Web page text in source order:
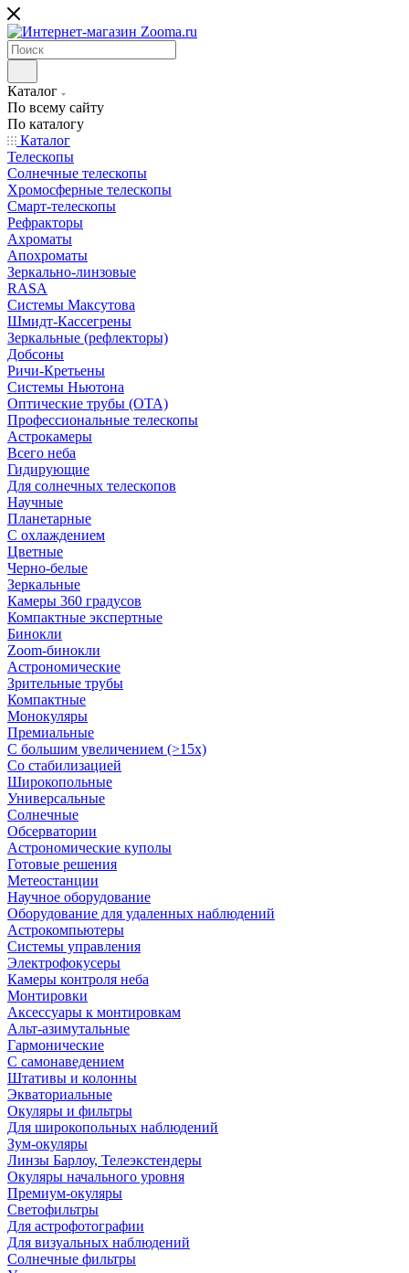
Каталог
По всему сайту
По каталогу
Каталог
Телескопы
Солнечные телескопы
Хромосферные телескопы
Смарт-телескопы
Рефракторы
Ахроматы
Апохроматы
Зеркально-линзовые
RASA
Системы Максутова
Шмидт-Кассегрены
Зеркальные (рефлекторы)
Добсоны
Ричи-Кретьены
Системы Ньютона
Оптические трубы (OTA)
Профессиональные телескопы
Астрокамеры
Всего неба
Гидирующие
Для солнечных телескопов
Научные
Планетарные
С охлаждением
Цветные
Черно-белые
Зеркальные
Камеры 360 градусов
Компактные экспертные
Бинокли
Zoom-бинокли
Астрономические
Зрительные трубы
Компактные
Монокуляры
Премиальные
С большим увеличением (>15x)
Со стабилизацией
Широкопольные
Универсальные
Солнечные
Обсерватории
Астрономические куполы
Готовые решения
Метеостанции
Научное оборудование
Оборудование для удаленных наблюдений
Астрокомпьютеры
Системы управления
Электрофокусеры
Камеры контроля неба
Монтировки
Аксессуары к монтировкам
Альт-азимутальные
Гармонические
С самонаведением
Штативы и колонны
Экваториальные
Окуляры и фильтры
Для широкопольных наблюдений
Зум-окуляры
Линзы Барлоу, Телеэкстендеры
Окуляры начального уровня
Премиум-окуляры
Светофильтры
Для астрофотографии
Для визуальных наблюдений
Солнечные фильтры